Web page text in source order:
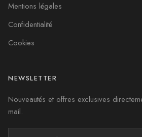
Mentions légales
Confidentialité
Cookies
NEWSLETTER
Nouveautés et offres exclusives
mail.